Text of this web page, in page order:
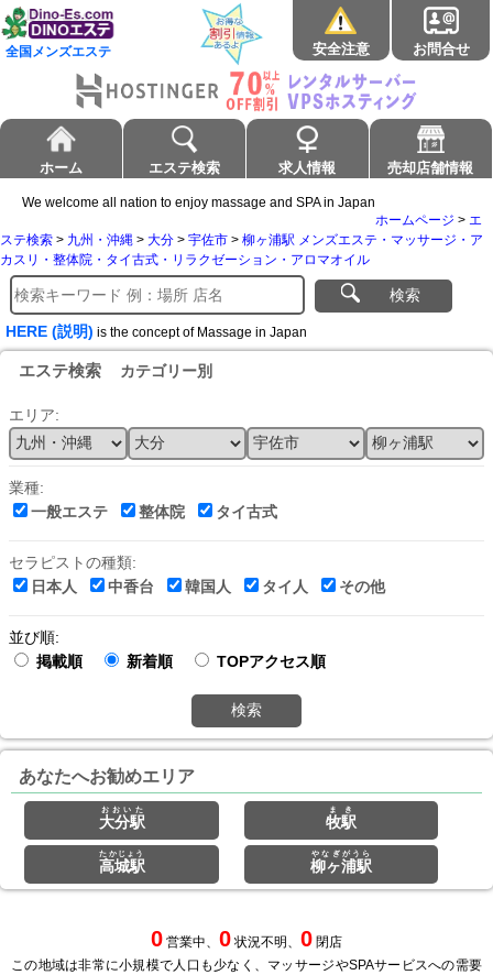
全国メンズエステ 安全注意 お問合せ
ホーム エステ検索 求人情報 売却店舗情報
We welcome all nation to enjoy massage and SPA in Japan
ホームページ > エ
ステ検索 > 九州・沖縄 > 大分 > 宇佐市 > 柳ヶ浦駅 メンズエステ・マッサージ・ア
カスリ・整体院・タイ古式・リラクゼーション・アロマオイル
検索
HERE (説明) is the concept of Massage in Japan
エステ検索 カテゴリー別
エリア:
業種:
一般エステ
整体院 タイ古式
セラピストの種類:
日本人
中香台 韓国人 タイ人 その他
並び順:
掲載順
新着順 TOPアクセス順
検索
あなたへお勧めエリア
大分駅
おおいた
牧駅
まき
高城駅
たかじょう
柳ヶ浦駅
やなぎがうら
0 営業中、 0 状況不明、 0 閉店
この地域は非常に小規模で人口も少なく、マッサージやSPAサービスへの需要